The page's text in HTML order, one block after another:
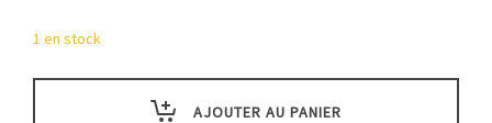
1 en stock
AJOUTER AU PANIER